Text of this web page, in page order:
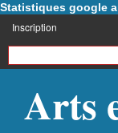
Statistiques google
Inscription
Arts